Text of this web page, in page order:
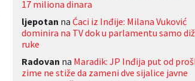
17 miliona dinara
ljepotan na Ćaci iz Inđije: Milana Vuković
dominira na TV dok u parlamentu samo
ruke
Radovan na Maradik: JP Inđija put od
zime ne stiže da zameni dve sijalice javne